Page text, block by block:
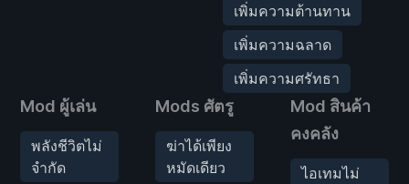
เพิ่มความต้านทาน
เพิ่มความฉลาด
เพิ่มความศรัทธา
Mod ผู้เล่น
พลังชีวิตไม่
จำกัด
Mods ศัตรู
ฆ่าได้เพียง
หมัดเดียว
Mod สินค้า
คงคลัง
ไอเทมไม่